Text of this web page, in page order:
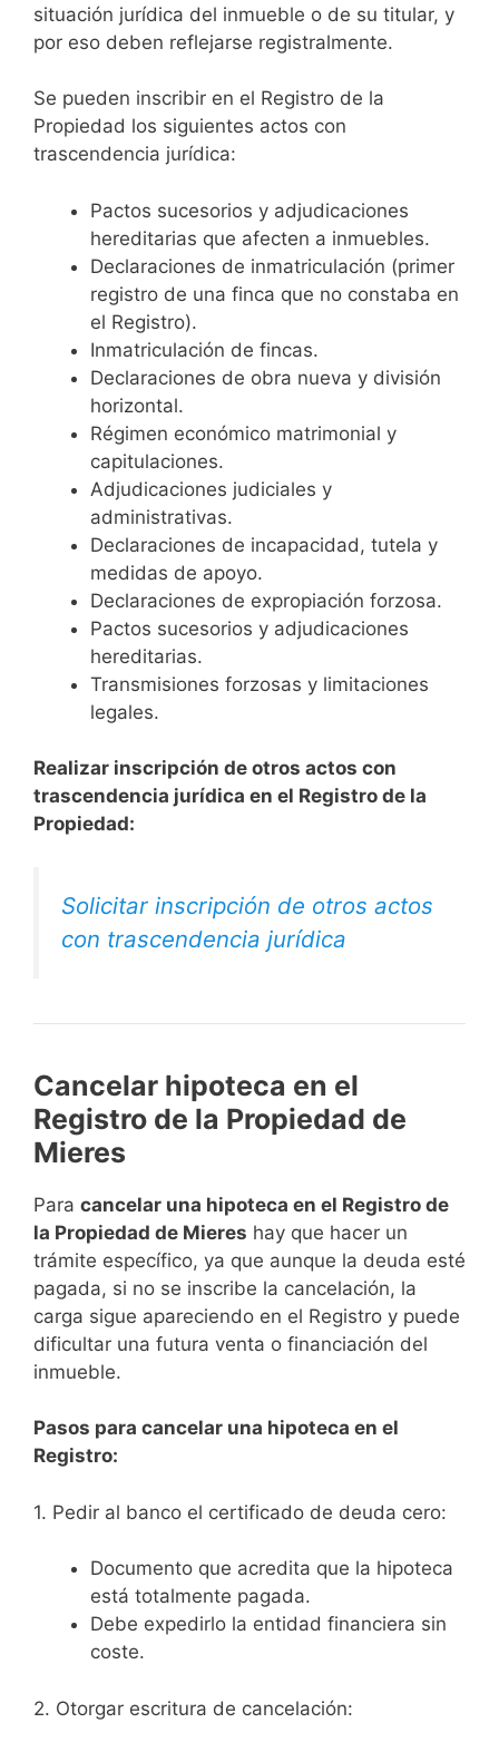
situación jurídica del inmueble o de su titular, y
por eso deben reflejarse registralmente.
Se pueden inscribir en el Registro de la
Propiedad los siguientes actos con
trascendencia jurídica:
Pactos sucesorios y adjudicaciones
hereditarias que afecten a inmuebles.
Declaraciones de inmatriculación (primer
registro de una finca que no constaba en
el Registro).
Inmatriculación de fincas.
Declaraciones de obra nueva y división
horizontal.
Régimen económico matrimonial y
capitulaciones.
Adjudicaciones judiciales y
administrativas.
Declaraciones de incapacidad, tutela y
medidas de apoyo.
Declaraciones de expropiación forzosa.
Pactos sucesorios y adjudicaciones
hereditarias.
Transmisiones forzosas y limitaciones
legales.
Realizar inscripción de otros actos con
trascendencia jurídica en el Registro de la
Propiedad:
Solicitar inscripción de otros actos
con trascendencia jurídica
Cancelar hipoteca en el
Registro de la Propiedad de
Mieres
Para cancelar una hipoteca en el Registro de
la Propiedad de Mieres hay que hacer un
trámite específico, ya que aunque la deuda esté
pagada, si no se inscribe la cancelación, la
carga sigue apareciendo en el Registro y puede
dificultar una futura venta o financiación del
inmueble.
Pasos para cancelar una hipoteca en el
Registro:
1. Pedir al banco el certificado de deuda cero:
Documento que acredita que la hipoteca
está totalmente pagada.
Debe expedirlo la entidad financiera sin
coste.
2. Otorgar escritura de cancelación: